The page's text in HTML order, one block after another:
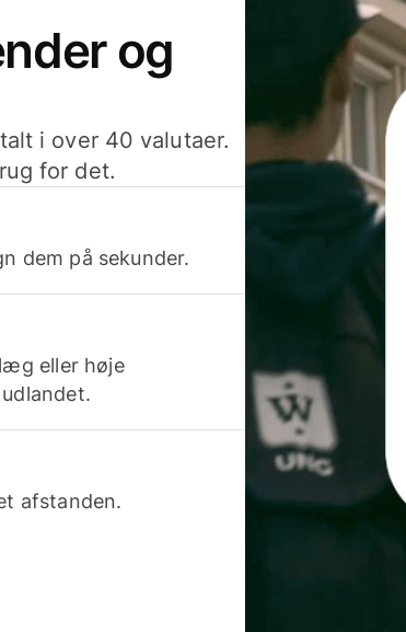
og
i over 40 valutaer.
for det.
dem på sekunder.
eller høje
afstanden.